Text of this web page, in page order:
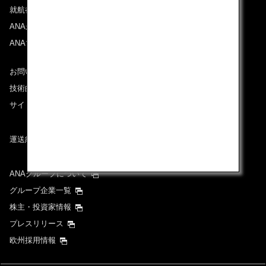
就航都市
ANAがお約束する体験
ANAマイレージクラブ
お問い合わせ
技術的なお問い合わせ（推奨環境）
サイトマップ
運送約款
ANAグループについて
グループ企業一覧
株主・投資家情報
プレスリリース
欧州採用情報